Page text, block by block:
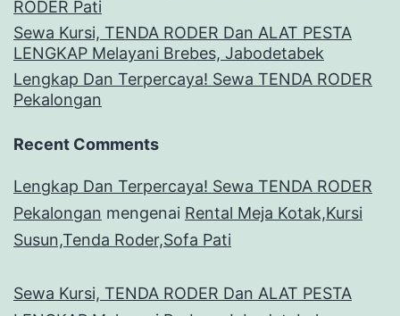
RODER Pati
Sewa Kursi, TENDA RODER Dan ALAT PESTA
LENGKAP Melayani Brebes, Jabodetabek
Lengkap Dan Terpercaya! Sewa TENDA RODER
Pekalongan
Recent Comments
Lengkap Dan Terpercaya! Sewa TENDA RODER
Pekalongan mengenai Rental Meja Kotak,Kursi
Susun,Tenda Roder,Sofa Pati
Sewa Kursi, TENDA RODER Dan ALAT PESTA